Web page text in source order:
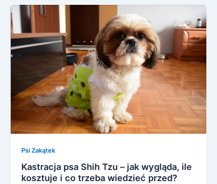
Psi Zakątek
Kastracja psa Shih Tzu – jak wygląda, ile
kosztuje i co trzeba wiedzieć przed?